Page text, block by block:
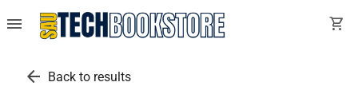
menu shopping_cart
arrow_back Back to results